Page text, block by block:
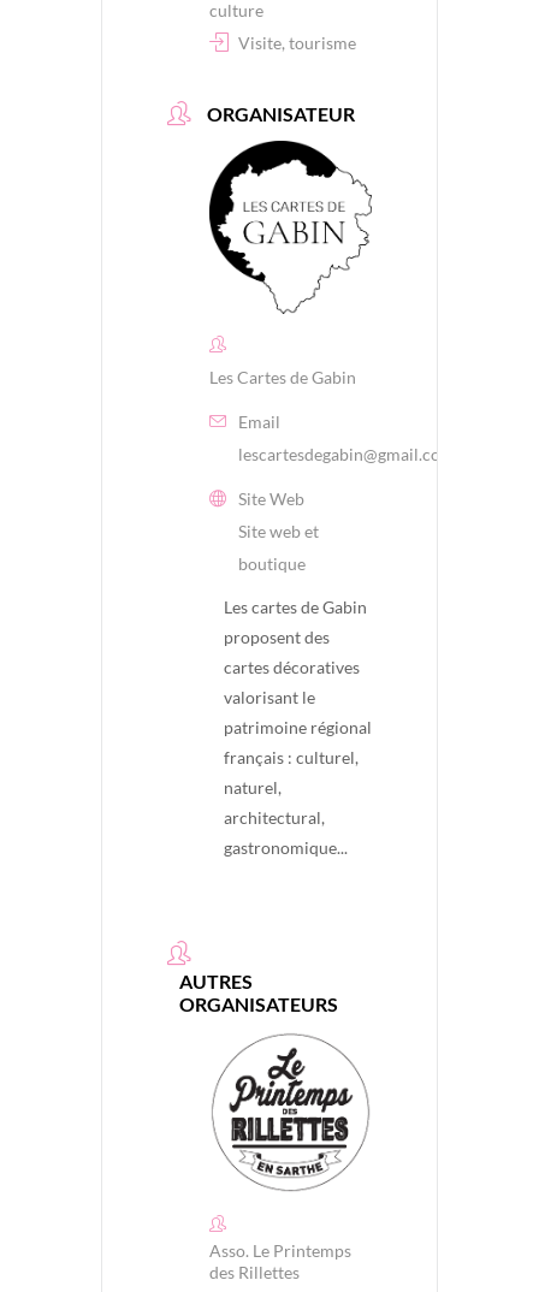
culture
Visite, tourisme
ORGANISATEUR
Les Cartes de Gabin
Email
lescartesdegabin@gmail.com
Site Web
Site web et
boutique
Les cartes de Gabin
proposent des
cartes décoratives
valorisant le
patrimoine régional
français : culturel,
naturel,
architectural,
gastronomique...
AUTRES
ORGANISATEURS
Asso. Le Printemps
des Rillettes